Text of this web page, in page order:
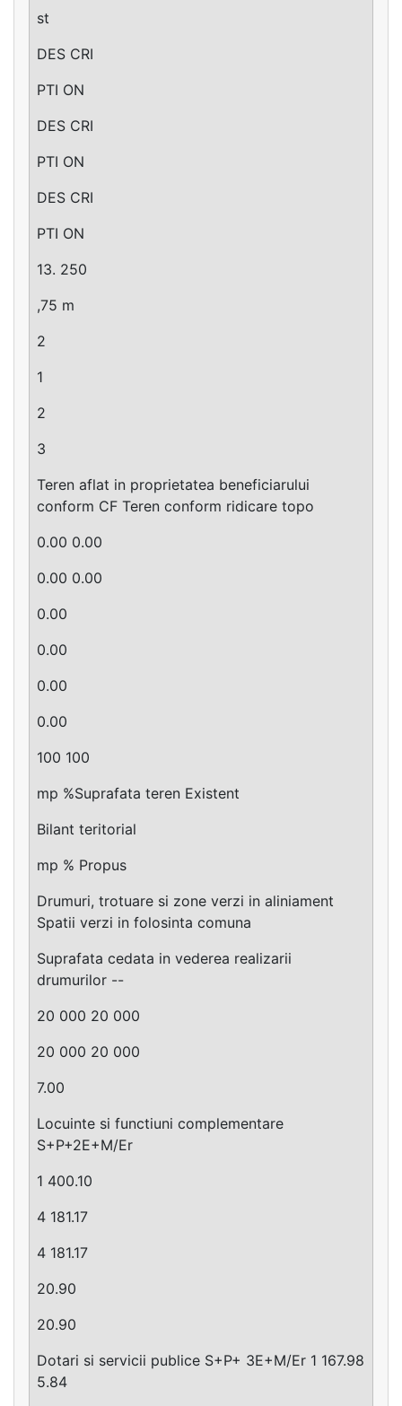
st
DES CRI
PTI ON
DES CRI
PTI ON
DES CRI
PTI ON
13. 250
,75 m
2
1
2
3
Teren aflat in proprietatea beneficiarului
conform CF Teren conform ridicare topo
0.00 0.00
0.00 0.00
0.00
0.00
0.00
0.00
100 100
mp %Suprafata teren Existent
Bilant teritorial
mp % Propus
Drumuri, trotuare si zone verzi in aliniament
Spatii verzi in folosinta comuna
Suprafata cedata in vederea realizarii
drumurilor --
20 000 20 000
20 000 20 000
7.00
Locuinte si functiuni complementare
S+P+2E+M/Er
1 400.10
4 181.17
4 181.17
20.90
20.90
Dotari si servicii publice S+P+ 3E+M/Er 1 167.98
5.84